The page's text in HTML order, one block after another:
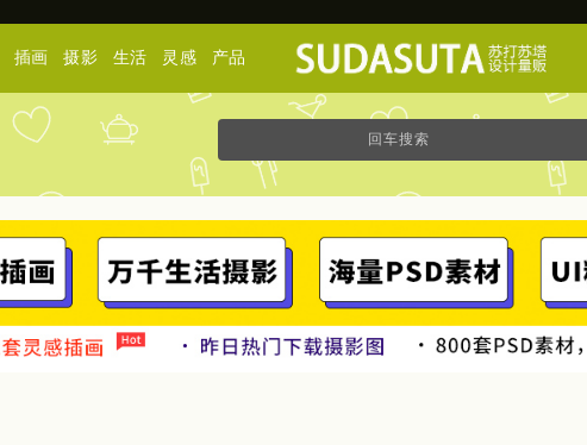
插画 摄影 生活 灵感 产品